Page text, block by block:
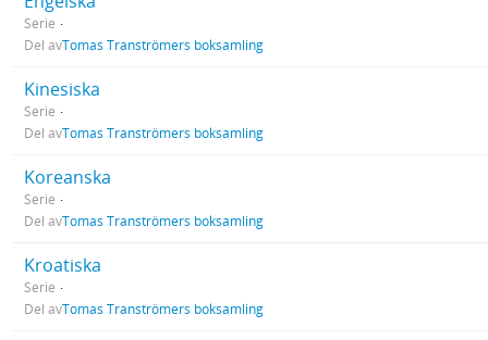
Serie
Del avTomas Tranströmers boksamling
Kinesiska
Serie
Del avTomas Tranströmers boksamling
Koreanska
Serie
Del avTomas Tranströmers boksamling
Kroatiska
Serie
Del avTomas Tranströmers boksamling